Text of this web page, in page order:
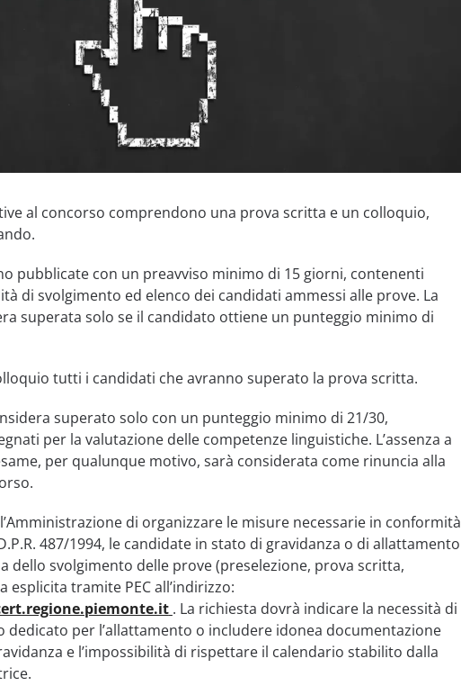
al concorso comprendono una prova scritta e un colloquio,
pubblicate con un preavviso minimo di 15 giorni, contenenti
di svolgimento ed elenco dei candidati ammessi alle prove. La
superata solo se il candidato ottiene un punteggio minimo di
tutti i candidati che avranno superato la prova scritta.
superato solo con un punteggio minimo di 21/30,
per la valutazione delle competenze linguistiche. L’assenza a
per qualunque motivo, sarà considerata come rinuncia alla
di organizzare le misure necessarie in conformità
487/1994, le candidate in stato di gravidanza o di allattamento
dello svolgimento delle prove (preselezione, prova scritta,
esplicita tramite PEC all’indirizzo:
. La richiesta dovrà indicare la necessità di
dedicato per l’allattamento o includere idonea documentazione
e l’impossibilità di rispettare il calendario stabilito dalla